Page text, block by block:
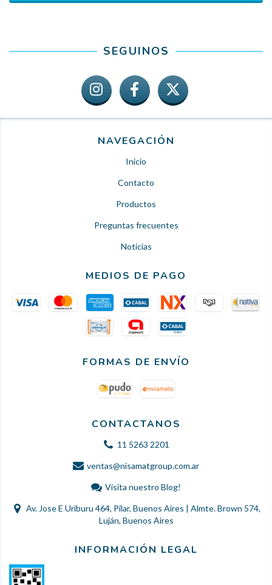
SEGUINOS
NAVEGACIÓN
Inicio
Contacto
Productos
Preguntas frecuentes
Noticias
MEDIOS DE PAGO
FORMAS DE ENVÍO
CONTACTANOS
11 5263 2201
ventas@nisamatgroup.com.ar
Visita nuestro Blog!
Av. Jose E Uriburu 464, Pilar, Buenos Aires | Almte. Brown 574,
Luján, Buenos Aires
INFORMACIÓN LEGAL